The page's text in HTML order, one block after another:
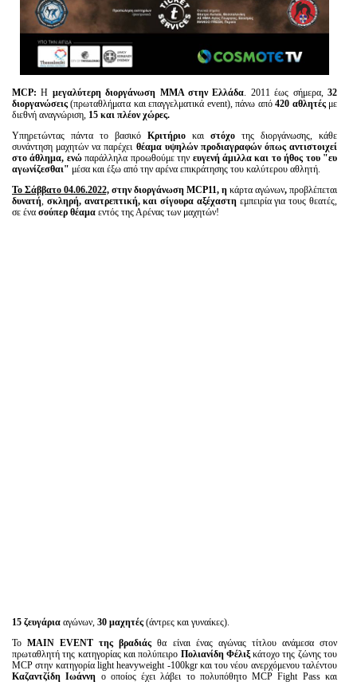
MCP: Η μεγαλύτερη διοργάνωση MMA στην Ελλάδα. 2011 έως σήμερα,32
διοργανώσεις (πρωταθλήματα και επαγγελματικά event), πάνω από420 αθλητέςμε
διεθνή αναγνώριση, 15 και πλέον χώρες.
Υπηρετώντας πάντα το βασικό Κριτήριο και στόχο της διοργάνωσης, κάθε
συνάντηση μαχητών να παρέχει θέαμα υψηλών προδιαγραφών όπως αντιστοιχεί
στο άθλημα, ενώπαράλληλα προωθούμε την ευγενή άμιλλα και το ήθος του "ευ
αγωνίζεσθαι" μέσα και έξω από την αρένα επικράτησης του καλύτερου αθλητή.
Το Σάββατο 04.06.2022, στην διοργάνωση MCP11, η κάρτα αγώνων, προβλέπεται
δυνατή, σκληρή, ανατρεπτική, και σίγουρα αξέχαστηεμπειρία για τους θεατές,
σε ένα σούπερ θέαμα εντός της Αρένας των μαχητών!
15 ζευγάρια αγώνων, 30 μαχητές (άντρες και γυναίκες).
ΤοMAIN EVENT της βραδιάς θα είναι ένας αγώνας τίτλου ανάμεσα στον
πρωταθλητή της κατηγορίας και πολύπειρο Πολιανίδη Φέλιξκάτοχο της ζώνης του
MCP στην κατηγορία light heavyweight -100kgr και του νέου ανερχόμενου ταλέντου
Καζαντζίδη Ιωάννη ο οποίος έχει λάβει το πολυπόθητο MCP Fight Pass και